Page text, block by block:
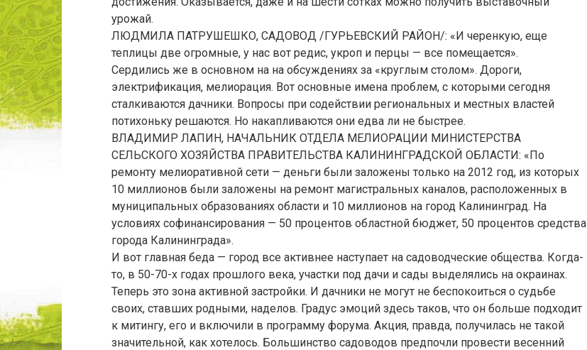
урожай.
ЛЮДМИЛА ПАТРУШЕШКО, САДОВОД /ГУРЬЕВСКИЙ РАЙОН/: «И черенкую, еще
теплицы две огромные, у нас вот редис, укроп и перцы — все помещается».
Сердились же в основном на на обсуждениях за «круглым столом». Дороги,
электрификация, мелиорация. Вот основные имена проблем, с которыми сегодня
сталкиваются дачники. Вопросы при содействии региональных и местных властей
потихоньку решаются. Но накапливаются они едва ли не быстрее.
ВЛАДИМИР ЛАПИН, НАЧАЛЬНИК ОТДЕЛА МЕЛИОРАЦИИ МИНИСТЕРСТВА
СЕЛЬСКОГО ХОЗЯЙСТВА ПРАВИТЕЛЬСТВА КАЛИНИНГРАДСКОЙ ОБЛАСТИ: «По
ремонту мелиоративной сети — деньги были заложены только на 2012 год, из которых
10 миллионов были заложены на ремонт магистральных каналов, расположенных в
муниципальных образованиях области и 10 миллионов на город Калининград. На
условиях софинансирования — 50 процентов областной бюджет, 50 процентов средства
города Калининграда».
И вот главная беда — город все активнее наступает на садоводческие общества. Когда-
то, в 50-70-х годах прошлого века, участки под дачи и сады выделялись на окраинах.
Теперь это зона активной застройки. И дачники не могут не беспокоиться о судьбе
своих, ставших родными, наделов. Градус эмоций здесь таков, что он больше подходит
к митингу, его и включили в программу форума. Акция, правда, получилась не такой
значительной, как хотелось. Большинство садоводов предпочли провести весенний